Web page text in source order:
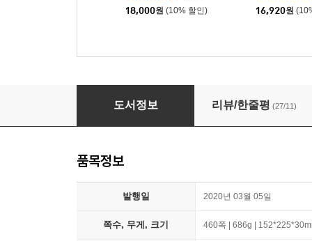
18,000원 (10% 할인) 16,920원
독서의 역사
도서정보 리뷰/한줄평 (27/11)
품목정보
발행일 2020년 03월 05일
쪽수, 무게, 크기 460쪽 | 686g |